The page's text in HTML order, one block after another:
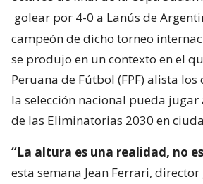
golear por 4-0 a Lanús de
campeón de dicho torneo
se produjo en un contexto en el
Peruana de Fútbol (FPF) alista
la selección nacional pueda
de las Eliminatorias 2030 en
“La altura es una realidad, no
esta semana Jean Ferrari,